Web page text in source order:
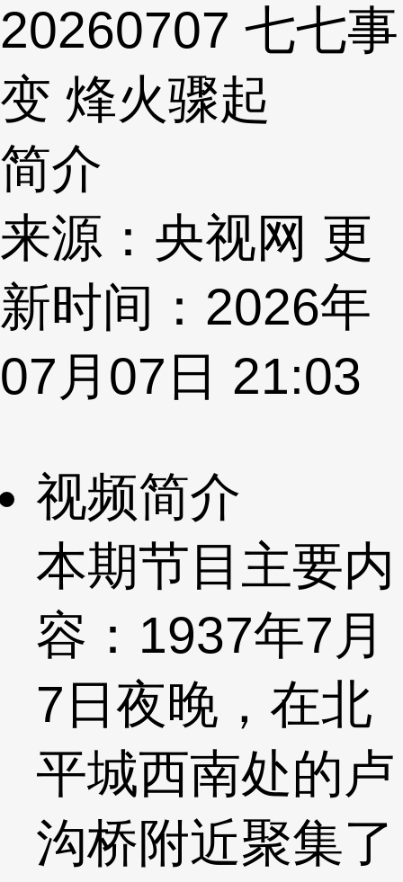
20260707 七七事
变 烽火骤起
简介
来源：央视网 更
新时间：2026年
07月07日 21:03
视频简介
本期节目主要内
容：1937年7月
7日夜晚，在北
平城西南处的卢
沟桥附近聚集了